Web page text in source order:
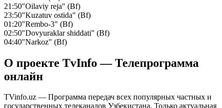
21:50"Oilaviy reja" (Bf)
23:50"Kuzatuv ostida" (Bf)
01:20"Rembo-3" (Bf)
02:50"Dovyuraklar shiddati" (Bf)
04:40"Narkoz" (Bf)
О проекте TvInfo — Телепрограмма
онлайн
TVinfo.uz — Программа передач всех популярных частных и
государственных телеканалов Узбекистана. Только актуальная